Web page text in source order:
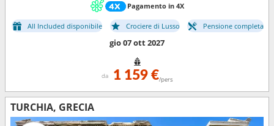
Pagamento in 4X
All Included disponibile Crociere di Lusso Pensione completa
gio 07 ott 2027
da 1 159 €/pers
TURCHIA, GRECIA